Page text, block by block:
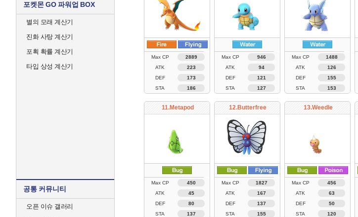
포켓몬 GO 파워업 BOX
별의 모래 계산기
진화 사탕 계산기
포획 확률 계산기
타입 상성 계산기
공통 커뮤니티
오픈 이슈 갤러리
Max CP
2889
ATK
223
DEF
173
STA
186
Max CP
946
ATK
94
DEF
121
STA
127
Max CP
1488
ATK
126
DEF
155
STA
153
11.Metapod
Max CP
450
ATK
45
DEF
80
STA
137
12.Butterfree
Max CP
1827
ATK
167
DEF
137
STA
155
13.Weedle
Max CP
456
ATK
63
DEF
50
STA
120